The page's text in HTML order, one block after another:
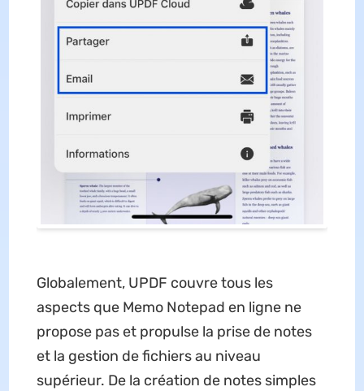
Globalement, UPDF couvre tous les
aspects que Memo Notepad en ligne ne
propose pas et propulse la prise de notes
et la gestion de fichiers au niveau
supérieur. De la création de notes simples